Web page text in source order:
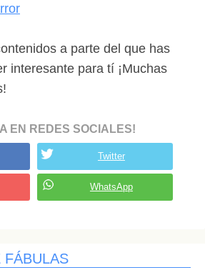
a parte del que has
interesante para tí ¡Muchas
EN REDES SOCIALES!
Twitter
WhatsApp
FÁBULAS